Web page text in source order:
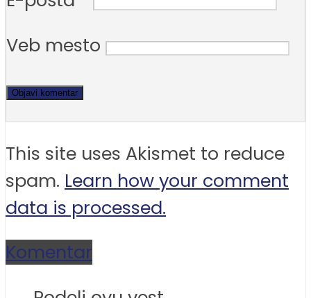
Veb mesto
This site uses Akismet to reduce
spam. Learn how your comment
data is processed.
Komentar